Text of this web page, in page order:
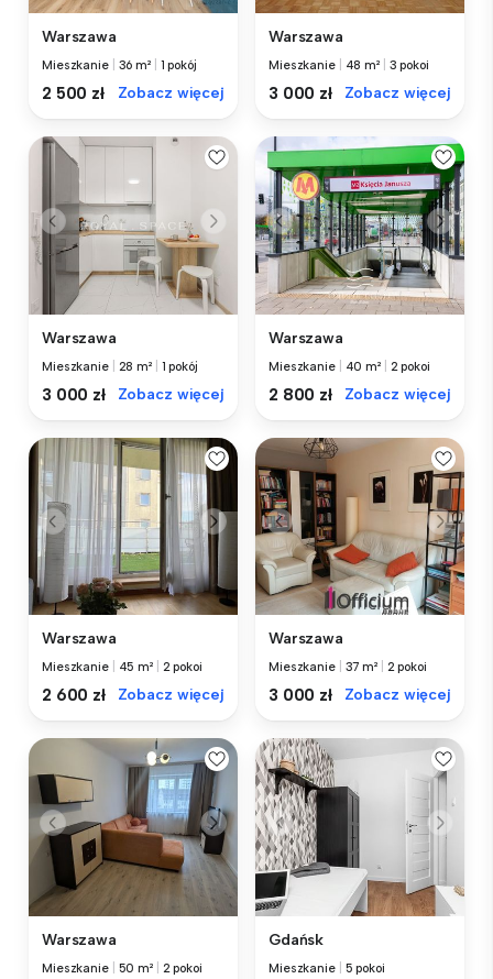
Warszawa
Mieszkanie 36 m² 1 pokój
2 500 zł Zobacz więcej
Warszawa
Mieszkanie 48 m² 3 pokoi
3 000 zł Zobacz więcej
Warszawa
Mieszkanie 28 m² 1 pokój
3 000 zł Zobacz więcej
Warszawa
Mieszkanie 40 m² 2 pokoi
2 800 zł Zobacz więcej
Warszawa
Mieszkanie 45 m² 2 pokoi
2 600 zł Zobacz więcej
Warszawa
Mieszkanie 37 m² 2 pokoi
3 000 zł Zobacz więcej
Warszawa
Mieszkanie 50 m² 2 pokoi
Gdańsk
Mieszkanie 5 pokoi